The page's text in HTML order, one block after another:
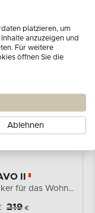
Sitzhocker für das Wohnzimmer mit Stauraum Kordstoff...
€ 399 €
II
Fußhocker für das Wohnzimmer mit Stauraum Kordstoff...
219 €
platzieren, um
anzuzeigen und
Für weitere
öffnen Sie die
Ablehnen